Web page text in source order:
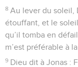
8 Au lever du soleil,
étouffant, et le
qu’il tomba en
m’est préférable à la
9 Dieu dit à Jonas :